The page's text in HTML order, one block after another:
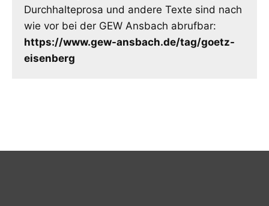
Durchhalteprosa und andere Texte sind nach
wie vor bei der GEW Ansbach abrufbar:
https://www.gew-ansbach.de/tag/goetz-
eisenberg